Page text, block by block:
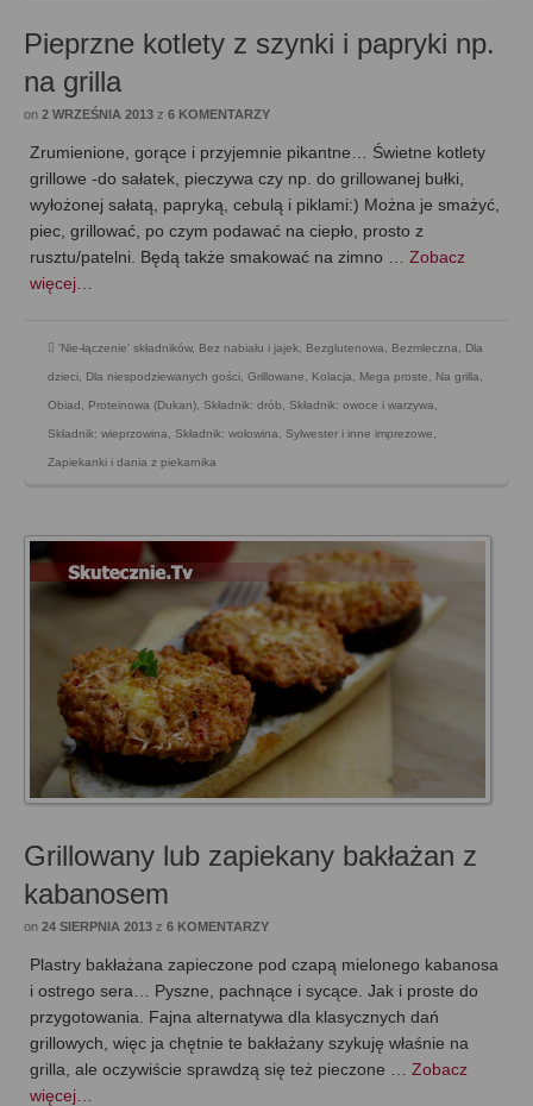
Pieprzne kotlety z szynki i papryki np.
na grilla
on 2 WRZEŚNIA 2013 z 6 KOMENTARZY
Zrumienione, gorące i przyjemnie pikantne… Świetne kotlety
grillowe -do sałatek, pieczywa czy np. do grillowanej bułki,
wyłożonej sałatą, papryką, cebulą i piklami:) Można je smażyć,
piec, grillować, po czym podawać na ciepło, prosto z
rusztu/patelni. Będą także smakować na zimno … Zobacz
więcej…
'Nie-łączenie' składników, Bez nabiału i jajek, Bezglutenowa, Bezmleczna, Dla
dzieci, Dla niespodziewanych gości, Grillowane, Kolacja, Mega proste, Na grilla,
Obiad , Proteinowa (Dukan), Składnik: drób, Składnik: owoce i warzywa,
Składnik: wieprzowina, Składnik: wołowina, Sylwester i inne imprezowe,
Zapiekanki i dania z piekarnika
Grillowany lub zapiekany bakłażan z
kabanosem
on 24 SIERPNIA 2013 z 6 KOMENTARZY
Plastry bakłażana zapieczone pod czapą mielonego kabanosa
i ostrego sera… Pyszne, pachnące i sycące. Jak i proste do
przygotowania. Fajna alternatywa dla klasycznych dań
grillowych, więc ja chętnie te bakłażany szykuję właśnie na
grilla, ale oczywiście sprawdzą się też pieczone … Zobacz
więcej…